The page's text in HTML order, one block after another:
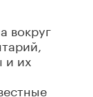
вокруг
и их